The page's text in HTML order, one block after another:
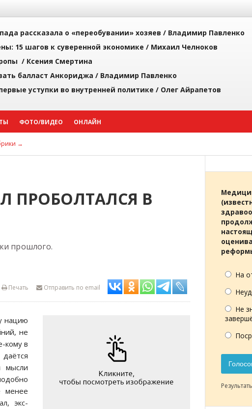
рассказала о «переобувании» хозяев / Владимир Павленко
15 шагов к суверенной экономике / Михаил Челноков
/ Ксения Смертина
балласт Анкориджа / Владимир Павленко
уступки во внутренней политике / Олег Айрапетов
ФОТО/ВИДЕО ОНЛАЙН
→
ПРОБОЛТАЛСЯ В
прошлого.
Отправить по email
Печать
нацию
не
кому в
мысли
менее
экс-
На
Не